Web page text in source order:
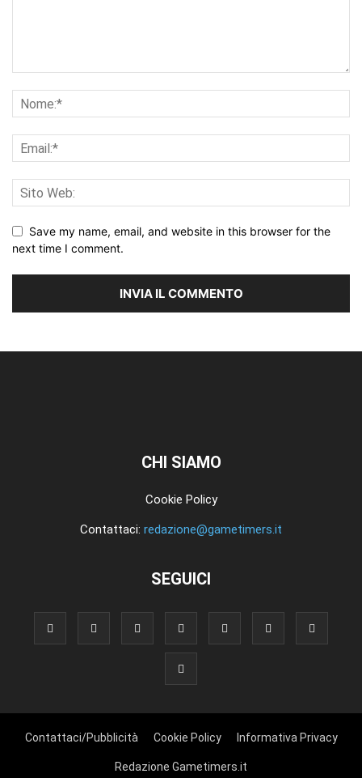
Save my name, email, and website in this browser for the
next time I comment.
CHI SIAMO
Cookie Policy
Contattaci: redazione@gametimers.it
SEGUICI
Contattaci/Pubblicità Cookie Policy Informativa Privacy
Redazione Gametimers.it